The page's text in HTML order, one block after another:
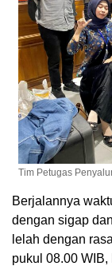
Tim Petugas
Berjalannya
dengan sigap
lelah dengan
pukul 08.00